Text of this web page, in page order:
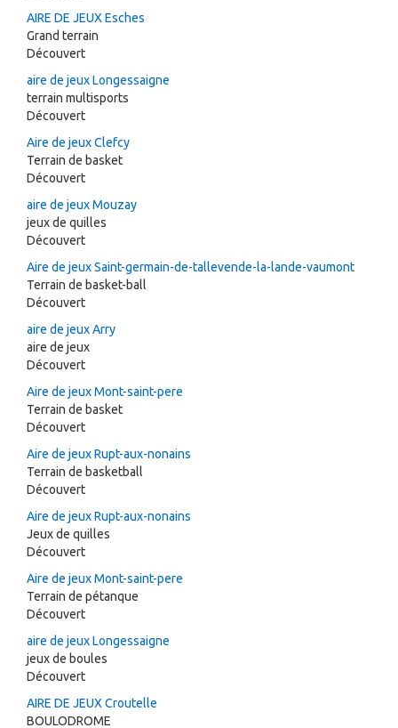
AIRE DE JEUX Esches
Grand terrain
Découvert
aire de jeux Longessaigne
terrain multisports
Découvert
Aire de jeux Clefcy
Terrain de basket
Découvert
aire de jeux Mouzay
jeux de quilles
Découvert
Aire de jeux Saint-germain-de-tallevende-la-lande-vaumont
Terrain de basket-ball
Découvert
aire de jeux Arry
aire de jeux
Découvert
Aire de jeux Mont-saint-pere
Terrain de basket
Découvert
Aire de jeux Rupt-aux-nonains
Terrain de basketball
Découvert
Aire de jeux Rupt-aux-nonains
Jeux de quilles
Découvert
Aire de jeux Mont-saint-pere
Terrain de pétanque
Découvert
aire de jeux Longessaigne
jeux de boules
Découvert
AIRE DE JEUX Croutelle
BOULODROME